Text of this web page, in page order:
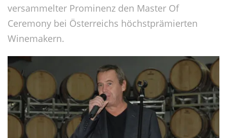
versammelter Prominenz den Master Of
Ceremony bei Österreichs höchstprämierten
Winemakern.